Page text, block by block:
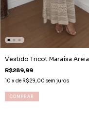
Vestido Tricot Maraísa Areia
R$289,99
10 x de R$29,00 sem juros
COMPRAR